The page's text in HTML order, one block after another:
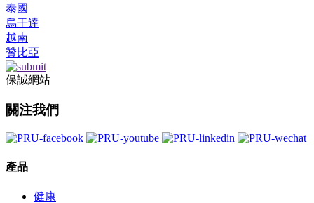
泰國
烏干達
越南
贊比亞
保誠網站
關注我們
產品
健康